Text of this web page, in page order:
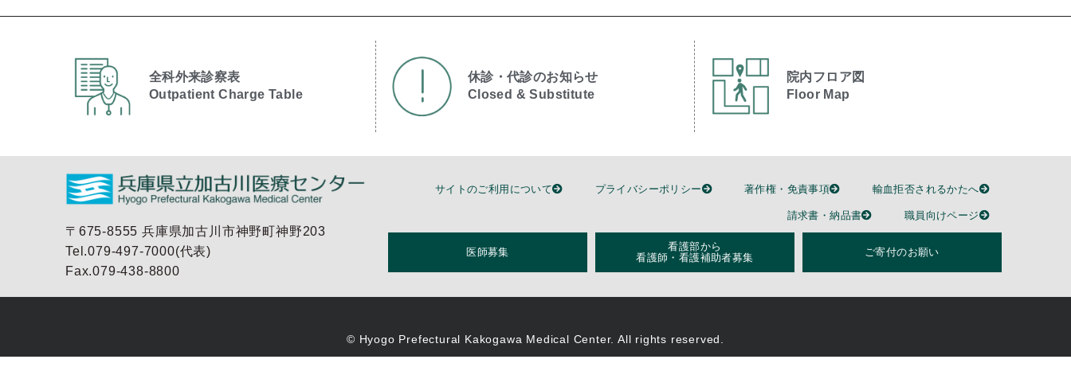
全科外来診察表
Outpatient Charge Table​
休診・代診のお知らせ
Closed & Substitute​
院内フロア図
Floor Map
〒675-8555 兵庫県加古川市神野町神野203
Tel.079-497-7000(代表)
Fax.079-438-8800
サイトのご利用について プライバシーポリシー 著作権・免責事項 輸血拒否されるかたへ
請求書・納品書 職員向けページ
医師募集
看護部から
看護師・看護補助者募集
ご寄付のお願い
© Hyogo Prefectural Kakogawa Medical Center. All rights reserved.